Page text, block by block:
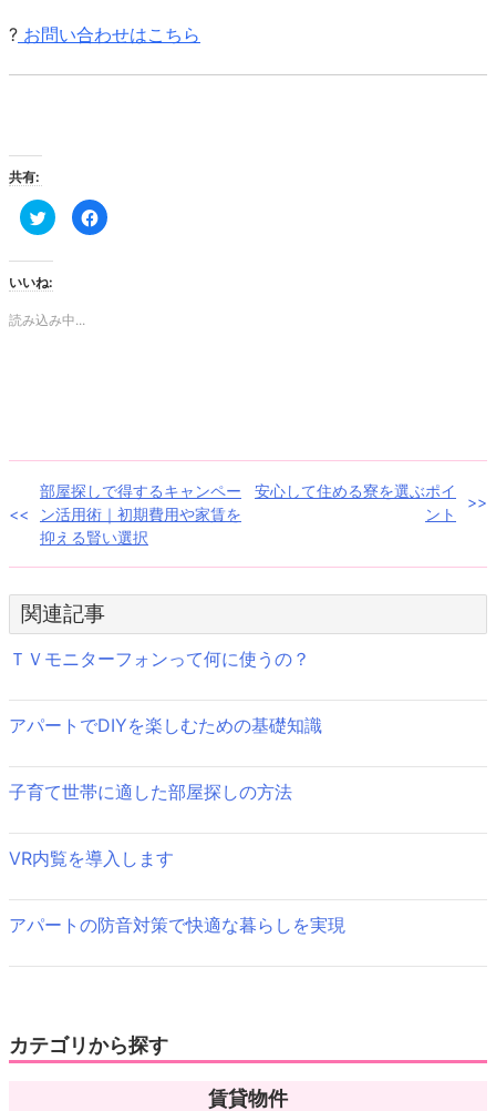
? お問い合わせはこちら
共有:
ク
リ
し
て
Twitter
共
有
開
ま
す)
Facebook
で
し
ウ
ィ
ン
ド
ウ
開
ま
す)
いいね:
読み込み中...
ナ
ビ
ゲ
ー
シ
ョ
部屋探しで得するキャンペー
ン活用術｜初期費用や家賃を
抑える賢い選択
安心して住める寮を選ぶポイ
ント
関連記事
ＴＶモニターフォンって何に使うの？
アパートでDIYを楽しむための基礎知識
子育て世帯に適した部屋探しの方法
VR内覧を導入します
アパートの防音対策で快適な暮らしを実現
カテゴリから探す
賃貸物件